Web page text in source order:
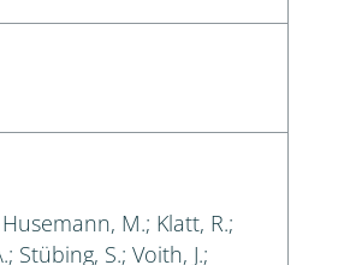
M.; Klatt, R.;
Stübing, S.; Voith, J.;